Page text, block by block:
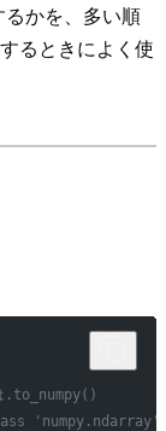
かを、多い順
るときによく使
.to_numpy()